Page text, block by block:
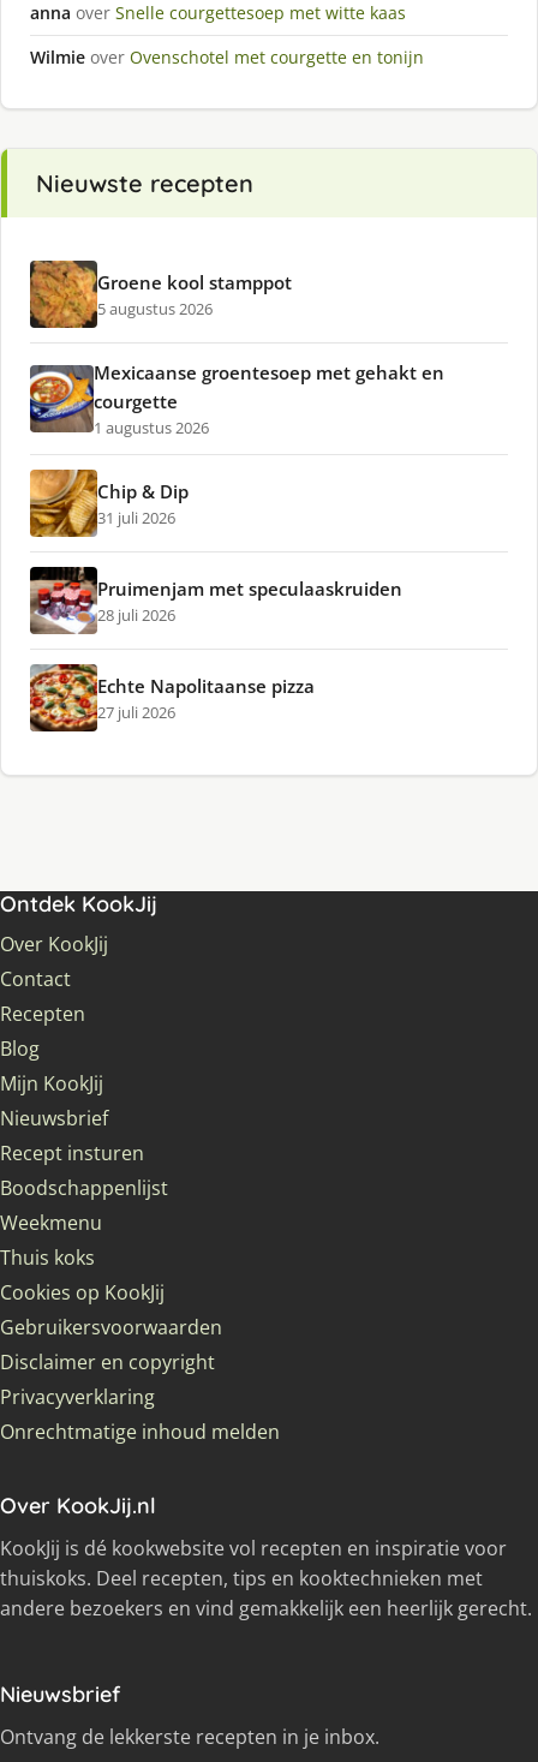
anna over Snelle courgettesoep met witte kaas
Wilmie over Ovenschotel met courgette en tonijn
Nieuwste recepten
Groene kool stamppot
5 augustus 2026
Mexicaanse groentesoep met gehakt en
courgette
1 augustus 2026
Chip & Dip
31 juli 2026
Pruimenjam met speculaaskruiden
28 juli 2026
Echte Napolitaanse pizza
27 juli 2026
Ontdek KookJij
Over KookJij
Contact
Recepten
Blog
Mijn KookJij
Nieuwsbrief
Recept insturen
Boodschappenlijst
Weekmenu
Thuis koks
Cookies op KookJij
Gebruikersvoorwaarden
Disclaimer en copyright
Privacyverklaring
Onrechtmatige inhoud melden
Over KookJij.nl
KookJij is dé kookwebsite vol recepten en inspiratie voor
thuiskoks. Deel recepten, tips en kooktechnieken met
andere bezoekers en vind gemakkelijk een heerlijk gerecht.
Nieuwsbrief
Ontvang de lekkerste recepten in je inbox.